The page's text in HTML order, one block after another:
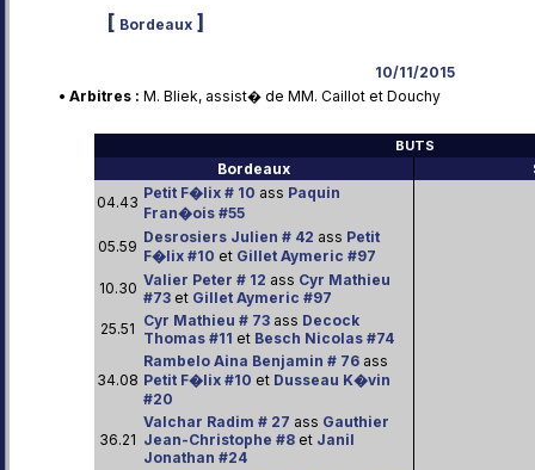
[ Bordeaux ]
10/11/2015
• Arbitres : M. Bliek, assist� de MM. Caillot et Douchy
BUTS
Bordeaux
04.43
Petit F�lix # 10 ass Paquin
Fran�ois #55
05.59
Desrosiers Julien # 42 ass Petit
F�lix #10 et Gillet Aymeric #97
10.30 Valier Peter # 12 ass Cyr Mathieu
#73 et Gillet Aymeric #97
25.51 Cyr Mathieu # 73 ass Decock
Thomas #11 et Besch Nicolas #74
34.08
Rambelo Aina Benjamin # 76 ass
Petit F�lix #10 et Dusseau K�vin
#20
36.21
Valchar Radim # 27 ass Gauthier
Jean-Christophe #8 et Janil
Jonathan #24